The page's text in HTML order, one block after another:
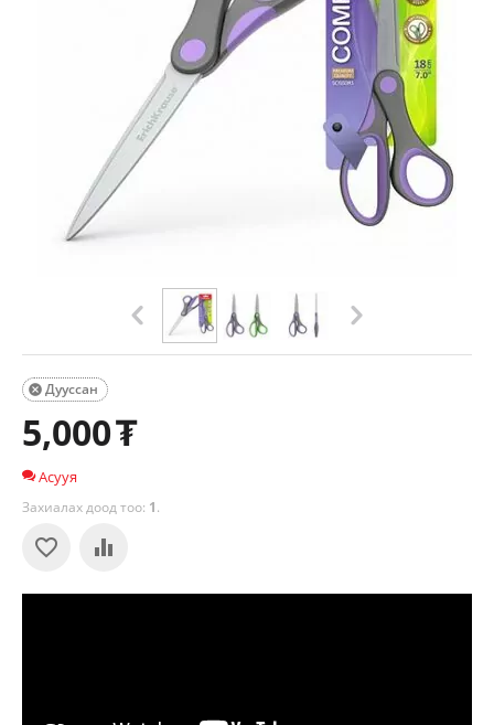
Дууссан

5,000₮
Асууя
Захиалах доод тоо: 1.